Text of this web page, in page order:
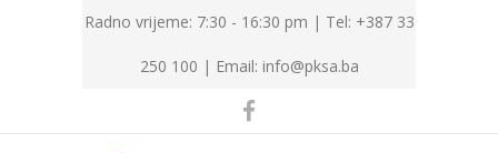
Radno vrijeme: 7:30 - 16:30 pm | Tel: +387 33
250 100 | Email: info@pksa.ba